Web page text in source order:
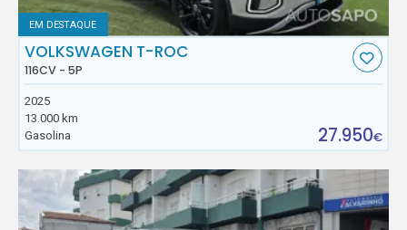
EM DESTAQUE
VOLKSWAGEN T-ROC
116CV - 5P
2025
13.000 km
Gasolina
27.950€